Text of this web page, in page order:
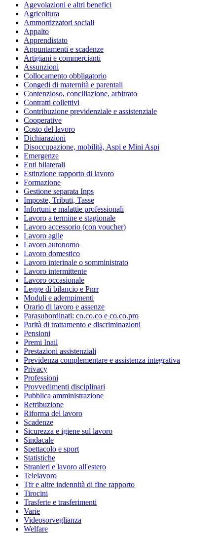
Agevolazioni e altri benefici
Agricoltura
Ammortizzatori sociali
Appalto
Apprendistato
Appuntamenti e scadenze
Artigiani e commercianti
Assunzioni
Collocamento obbligatorio
Congedi di maternità e parentali
Contenzioso, conciliazione, arbitrato
Contratti collettivi
Contribuzione previdenziale e assistenziale
Cooperative
Costo del lavoro
Dichiarazioni
Disoccupazione, mobilità, Aspi e Mini Aspi
Emergenze
Enti bilaterali
Estinzione rapporto di lavoro
Formazione
Gestione separata Inps
Imposte, Tributi, Tasse
Infortuni e malattie professionali
Lavoro a termine e stagionale
Lavoro accessorio (con voucher)
Lavoro agile
Lavoro autonomo
Lavoro domestico
Lavoro interinale o somministrato
Lavoro intermittente
Lavoro occasionale
Legge di bilancio e Pnrr
Moduli e adempimenti
Orario di lavoro e assenze
Parasubordinati: co.co.co e co.co.pro
Parità di trattamento e discriminazioni
Pensioni
Premi Inail
Prestazioni assistenziali
Previdenza complementare e assistenza integrativa
Privacy
Professioni
Provvedimenti disciplinari
Pubblica amministrazione
Retribuzione
Riforma del lavoro
Scadenze
Sicurezza e igiene sul lavoro
Sindacale
Spettacolo e sport
Statistiche
Stranieri e lavoro all'estero
Telelavoro
Tfr e altre indennità di fine rapporto
Tirocini
Trasferte e trasferimenti
Varie
Videosorveglianza
Welfare